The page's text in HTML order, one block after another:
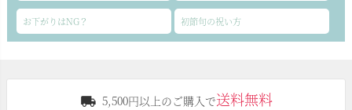
お下がりはNG？ 初節句の祝い方
5,500円以上のご購入で送料無料